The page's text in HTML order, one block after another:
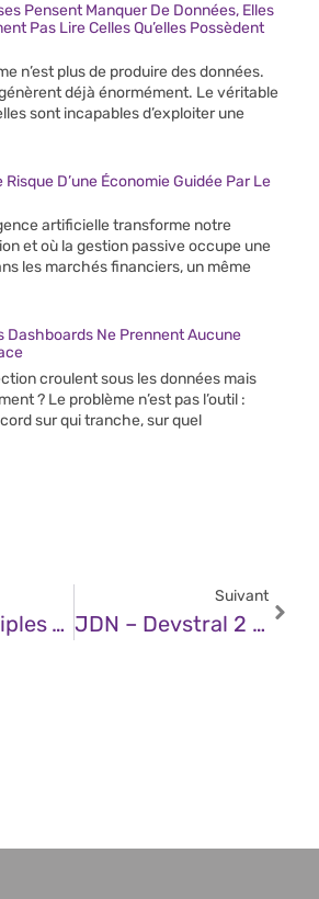
Pensent Manquer De Données, Elles
Pas Lire Celles Qu’elles Possèdent
n’est plus de produire des données.
déjà énormément. Le véritable
sont incapables d’exploiter une
Risque D’une Économie Guidée Par Le
artificielle transforme notre
et où la gestion passive occupe une
les marchés financiers, un même
Dashboards Ne Prennent Aucune
croulent sous les données mais
? Le problème n’est pas l’outil :
sur qui tranche, sur quel
CERT – Multiples Vulnérabilités Dans Roundcube (15 Décembre 2025)
Suivant
JDN – Devstral 2 Et Devstral Small 2 : L’IA On-Device De Mistral Tient-Elle Ses Promesses ?